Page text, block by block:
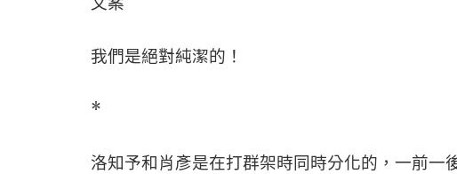
我們是絕對純潔的！
*
洛知予和肖彥是在打群架時同時分化的，一前